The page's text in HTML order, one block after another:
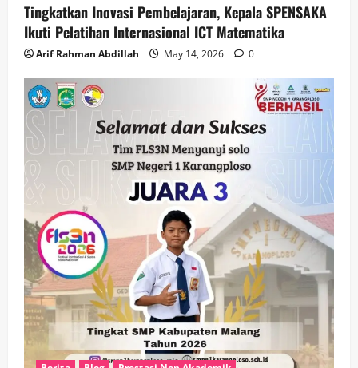
Tingkatkan Inovasi Pembelajaran, Kepala SPENSAKA
Ikuti Pelatihan Internasional ICT Matematika
Arif Rahman Abdillah May 14, 2026 0